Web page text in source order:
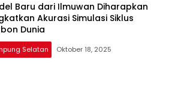
Baru dari Ilmuwan Diharapkan
Akurasi Simulasi Siklus
Dunia
Selatan Oktober 18, 2025